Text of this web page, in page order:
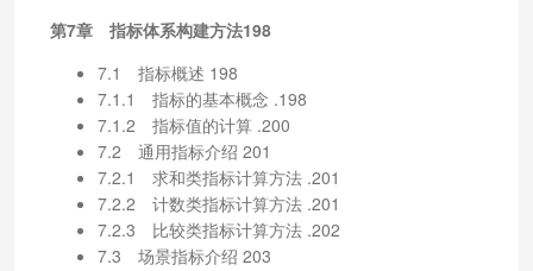
第7章 指标体系构建方法198
7.1 指标概述 198
7.1.1 指标的基本概念 .198
7.1.2 指标值的计算 .200
7.2 通用指标介绍 201
7.2.1 求和类指标计算方法 .201
7.2.2 计数类指标计算方法 .201
7.2.3 比较类指标计算方法 .202
7.3 场景指标介绍 203